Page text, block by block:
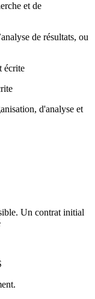
et de
de résultats, ou
écrite
d'analyse et
Un contrat initial